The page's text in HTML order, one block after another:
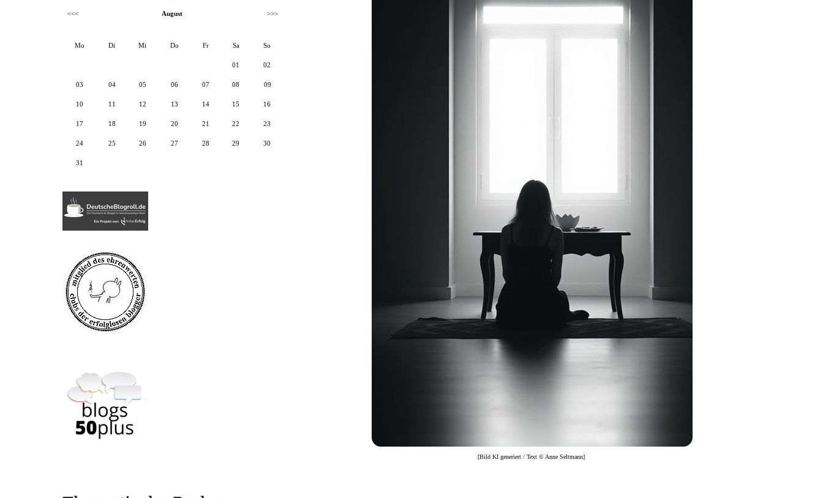
[Bild KI generiert / Text © Anne Seltmann]
<<< August >>>
Mo Di Mi Do Fr Sa So
01 02
03 04 05 06 07 08 09
10 11 12 13 14 15 16
17 18 19 20 21 22 23
24 25 26 27 28 29 30
31